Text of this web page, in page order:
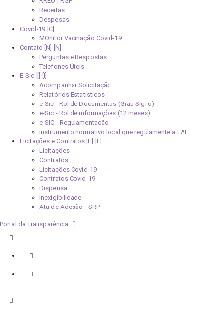
Receitas
Despesas
Covid-19
MOnitor Vacinação Covid-19
Contato [N]
Perguntas e Respostas
Telefones Úteis
E-Sic [I]
Acompanhar Solicitação
Relatórios Estatísticos
e-Sic - Rol de Documentos (Grau Sigilo)
e-Sic - Rol de informações (12 meses)
e-SIC - Regulamentação
Instrumento normativo local que regulamente a LAI
Licitações e Contratos [L]
Licitações
Contratos
Licitações Covid-19
Contratos Covid-19
Dispensa
Inexigibilidade
Ata de Adesão - SRP
Portal da Transparência